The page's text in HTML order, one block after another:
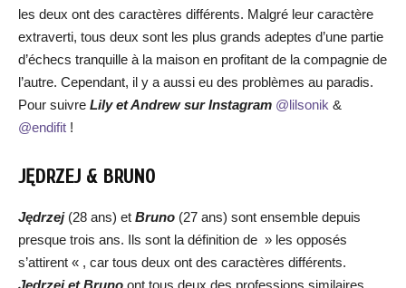
les deux ont des caractères différents. Malgré leur caractère
extraverti, tous deux sont les plus grands adeptes d’une partie
d’échecs tranquille à la maison en profitant de la compagnie de
l’autre. Cependant, il y a aussi eu des problèmes au paradis.
Pour suivre Lily et Andrew sur Instagram @lilsonik &
@endifit !
JĘDRZEJ & BRUNO
Jędrzej (28 ans) et Bruno (27 ans) sont ensemble depuis
presque trois ans. Ils sont la définition de » les opposés
s’attirent « , car tous deux ont des caractères différents.
Jędrzej et Bruno ont tous deux des professions similaires,